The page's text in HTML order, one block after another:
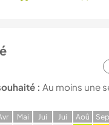
: Au moins une
vr Mai Jui Jui Aoû Sep